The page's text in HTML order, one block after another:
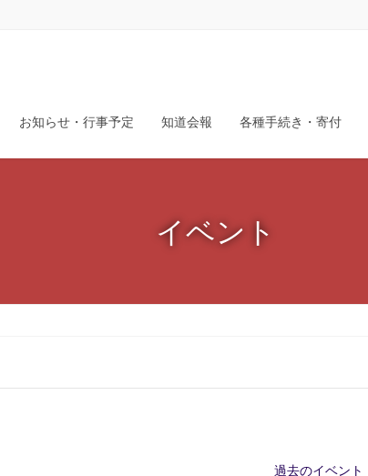
お知らせ・行事予定 知道会報 各種手続き・寄付
イベント
過去のイベント